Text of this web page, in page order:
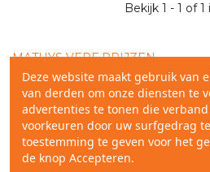
Bekijk 1 - 1 of
MATHYS VERF PRIJZEN
De professionele verf producent
doeltreffende oplossingen aan
binnen- en buitenmuren, vloeren
renovatie en decoratie van gevels.
Deze website maakt gebruik van
van derden om onze diensten te
advertenties te tonen die
voorkeuren door uw surfgedrag
toestemming te geven voor het
de knop Accepteren.